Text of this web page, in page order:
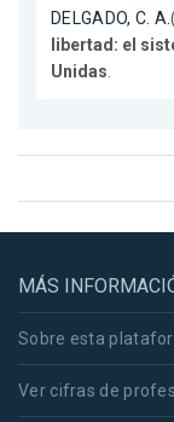
DELGADO, C. A.
libertad: el
Unidas.
MÁS
Sobre esta
Ver cifras de